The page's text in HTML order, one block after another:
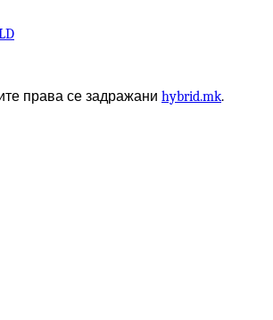
права се задражани hybrid.mk.